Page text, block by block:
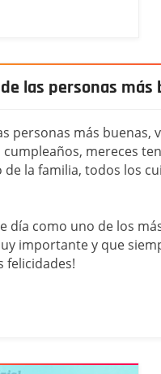
las personas más
personas más buenas,
mereces
la familia, todos los
día como uno de los
importante y que
felicidades!